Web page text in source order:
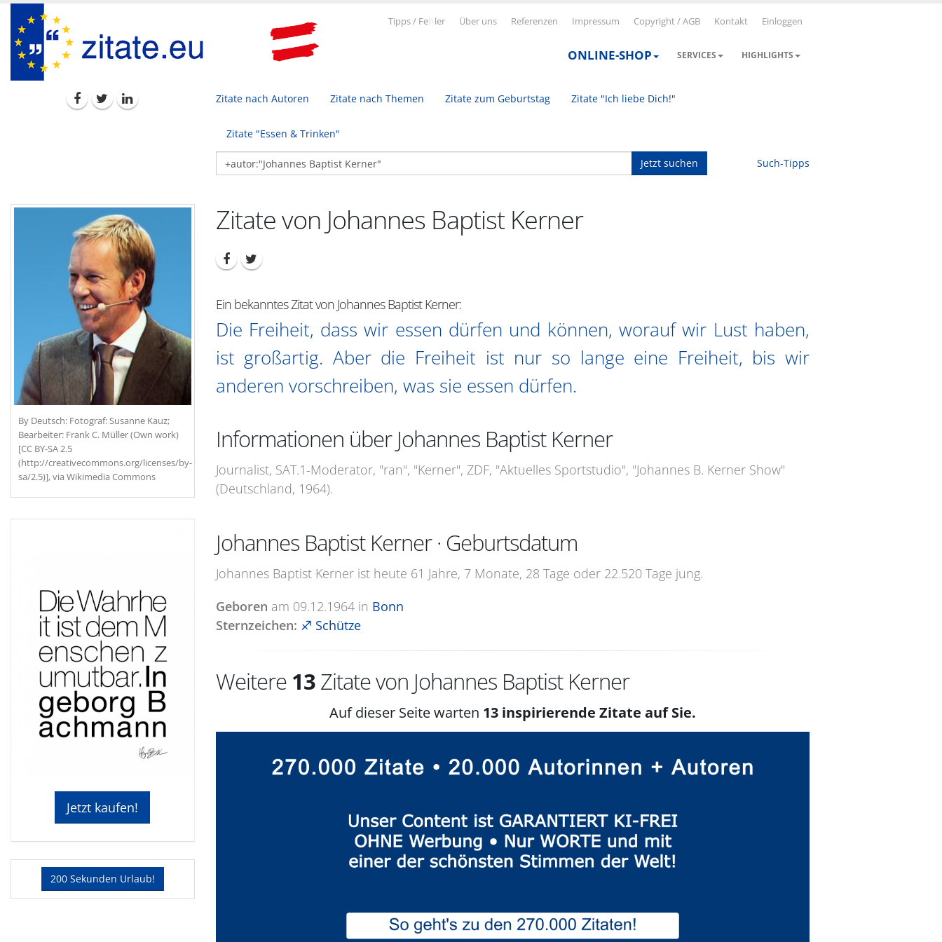
Tipps / Fe ler Über uns Referenzen Impressum Copyright / AGB Kontakt Einloggen
ONLINE-SHOP SERVICES HIGHLIGHTS
Zitate nach Autoren Zitate nach Themen Zitate zum Geburtstag Zitate "Ich liebe Dich!"
Zitate "Essen & Trinken"
Jetzt suchen Such-Tipps
By Deutsch: Fotograf: Susanne Kauz;
Bearbeiter: Frank C. Müller (Own work)
[CC BY-SA 2.5
(http://creativecommons.org/licenses/by-
sa/2.5)], via Wikimedia Commons
Jetzt kaufen!
200 Sekunden Urlaub!
Zitate von Johannes Baptist Kerner
Ein bekanntes Zitat von Johannes Baptist Kerner:
Die Freiheit, dass wir essen dürfen und können, worauf wir Lust haben,
ist großartig. Aber die Freiheit ist nur so lange eine Freiheit, bis wir
anderen vorschreiben, was sie essen dürfen.
Informationen über Johannes Baptist Kerner
Journalist, SAT.1-Moderator, "ran", "Kerner", ZDF, "Aktuelles Sportstudio", "Johannes B. Kerner Show"
(Deutschland, 1964).
Johannes Baptist Kerner · Geburtsdatum
Johannes Baptist Kerner ist heute 61 Jahre, 7 Monate, 28 Tage oder 22.520 Tage jung.
Geboren am 09.12.1964in Bonn
Sternzeichen: ♐ Schütze
Weitere 13Zitate von Johannes Baptist Kerner
Auf dieser Seite warten 13 inspirierende Zitate auf Sie.